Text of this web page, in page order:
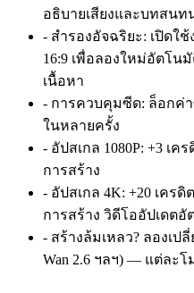
อธิบายเสียงและบทสน
- สำรองอัจฉริยะ: เปิดใ
16:9 เพื่อลองใหม่อัตโน
เนื้อหา
- การควบคุมซีด: ล็อกค่
ในหลายครั้ง
- อัปสเกล 1080P: +3 เค
การสร้าง
- อัปสเกล 4K: +20 เครดิ
การสร้าง วิดีโออัปเดต
- สร้างล้มเหลว? ลองเป
Wan 2.6 ฯลฯ) — แต่ละ